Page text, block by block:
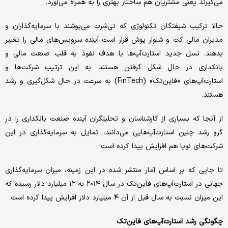
می‌گیرند یعنی مشتریان هم ساختار بهتری را به همراه می‌آورد.
حالا ترکیب شیفتگان تکنولوژی که تی‌شرت می‌پوشند با سرمایه‌گذاران و
مدیران مالی کت و شلوار پوش قرار است آینده سرویس‌های مالی را تغییر
بدهند. نسل جدید استارت‌آپ‌ها با هدف نفوذ به قلب صنعت مالی و
بانکداری در حال شکل گرفتن هستند. به این ترتیب شرکت‌ها و
استارت‌آپ‌های «فاین‌تک» (FinTech) به سرعت در حال شکل‌گیری و رشد
هستند.
از آنجا که بسیاری از کارشناسان و تحلیلگران آینده صنعت بانکداری را در
گرو رشد چنین استارت‌آپ‌هایی می‌دانند، تمایل به سرمایه‌گذاری در این
شرکت‌های نوپا هم افزایش پیدا کرده است.
تا جایی که بر اساس آمار منتشر شده در این زمینه، میزان سرمایه‌گذاری
جهانی در استارت‌آپ‌های فاین‌تک در سال ۲۰۱۴ به ۱۲ میلیارد دلار رسیده که
این میزان نسبت به سال قبل از آن ۴ میلیارد دلار افزایش پیدا کرده است.
چگونگی رشد استارت‌آپ‌های فاین‌تک